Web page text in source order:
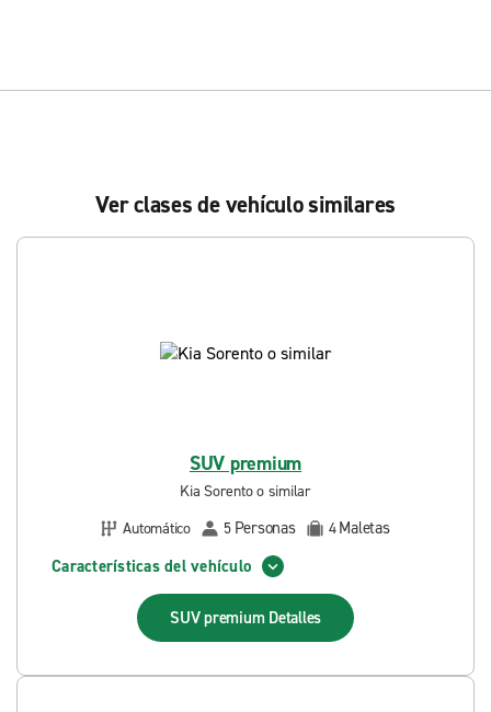
Ver clases de vehículo similares
SUV premium
Kia Sorento o similar
Automático
5 Personas 4Maletas
Características del vehículo
SUV premium Detalles